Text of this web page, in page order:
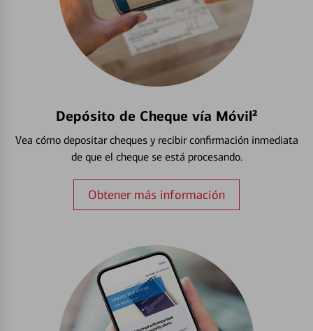
Depósito de Cheque vía Móvil²
Vea cómo depositar cheques y recibir confirmación inmediata
de que el cheque se está procesando.
Obtener más información